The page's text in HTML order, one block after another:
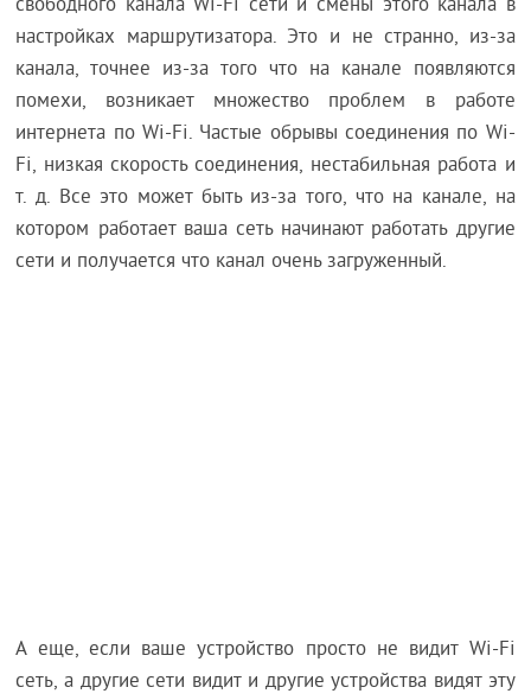
свободного канала Wi-Fi сети и смены этого канала в
настройках маршрутизатора. Это и не странно, из-за
канала, точнее из-за того что на канале появляются
помехи, возникает множество проблем в работе
интернета по Wi-Fi. Частые обрывы соединения по Wi-
Fi, низкая скорость соединения, нестабильная работа и
т. д. Все это может быть из-за того, что на канале, на
котором работает ваша сеть начинают работать другие
сети и получается что канал очень загруженный.
А еще, если ваше устройство просто не видит Wi-Fi
сеть, а другие сети видит и другие устройства видят эту